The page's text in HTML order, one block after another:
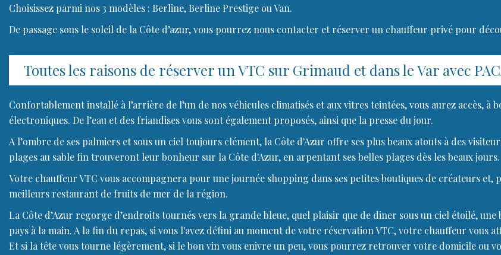
Choisissez parmi nos 3 modèles : Berline, Berline Prestige ou Van.
De passage sous le soleil de la Côte d’azur, vous pourrez nous contacter et réserver un chauffeur privé pour
Toutes les raisons de réserver un VTC sur Grimaud et dans le Var avec
Confortablement installé à l’arrière de l’un de nos véhicules climatisés et aux vitres teintées, vous aurez accès,
électroniques. De l’eau et des friandises vous sont également proposés, ainsi que la presse du jour.
A l’ombre de ses palmiers et sous un ciel toujours clément, la Côte d'Azur offre ses plus beaux atouts à des
plages au sable fin trouveront leur bonheur sur la Côte d'Azur, en arpentant ses belles plages dès les beaux jours.
Votre chauffeur VTC vous accompagnera pour une journée shopping dans ses petites boutiques de créateurs
meilleurs restaurant de fruits de mer de la région.
La Côte d’Azur regorge d’endroits tournés vers la grande bleue, quel plaisir que de diner sous un ciel étoilé,
pays à la main. A la fin du repas, si vous l'avez défini au moment de votre réservation VTC, votre chauffeur vous
Et si la tête vous tourne légèrement, si le bon vin vous enivre un peu, vous pourrez retrouver votre domicile ou